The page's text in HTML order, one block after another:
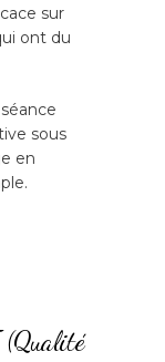
sur
ont du
sous
en